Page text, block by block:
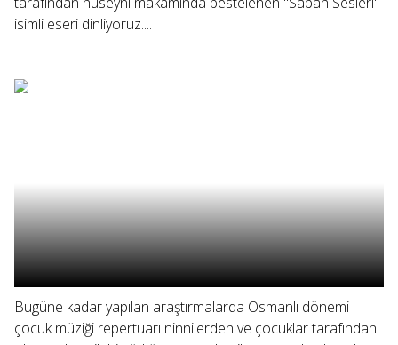
isimli eseri dinliyoruz....
Bugüne kadar yapılan araştırmalarda Osmanlı dönemi
çocuk müziği repertuarı ninnilerden ve çocuklar tarafından